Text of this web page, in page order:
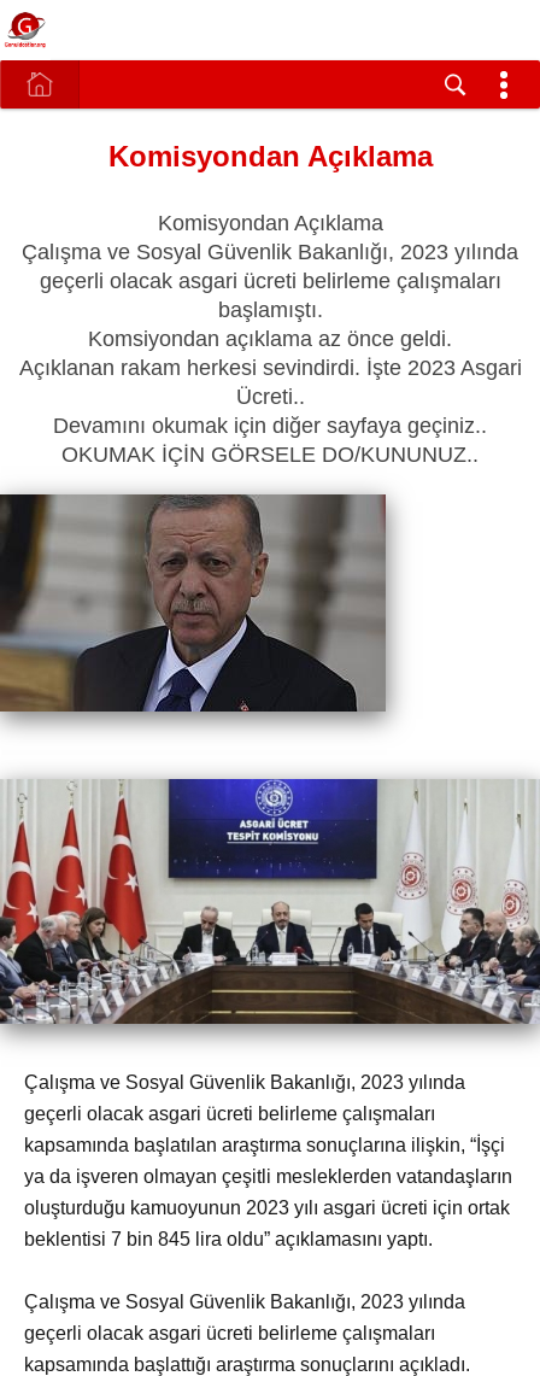
Komisyondan Açıklama
Komisyondan Açıklama
Çalışma ve Sosyal Güvenlik Bakanlığı, 2023 yılında
geçerli olacak asgari ücreti belirleme çalışmaları
başlamıştı.
Komsiyondan açıklama az önce geldi.
Açıklanan rakam herkesi sevindirdi. İşte 2023 Asgari
Ücreti..
Devamını okumak için diğer sayfaya geçiniz..
OKUMAK İÇİN GÖRSELE DO/KUNUNUZ..
Çalışma ve Sosyal Güvenlik Bakanlığı, 2023 yılında
geçerli olacak asgari ücreti belirleme çalışmaları
kapsamında başlatılan araştırma sonuçlarına ilişkin, “İşçi
ya da işveren olmayan çeşitli mesleklerden vatandaşların
oluşturduğu kamuoyunun 2023 yılı asgari ücreti için ortak
beklentisi 7 bin 845 lira oldu” açıklamasını yaptı.
Çalışma ve Sosyal Güvenlik Bakanlığı, 2023 yılında
geçerli olacak asgari ücreti belirleme çalışmaları
kapsamında başlattığı araştırma sonuçlarını açıkladı.